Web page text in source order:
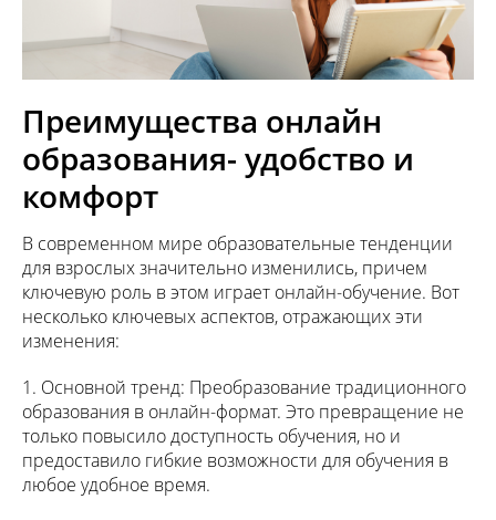
Преимущества онлайн
образования- удобство и
комфорт
В современном мире образовательные тенденции
для взрослых значительно изменились, причем
ключевую роль в этом играет онлайн-обучение. Вот
несколько ключевых аспектов, отражающих эти
изменения:
1. Основной тренд: Преобразование традиционного
образования в онлайн-формат. Это превращение не
только повысило доступность обучения, но и
предоставило гибкие возможности для обучения в
любое удобное время.